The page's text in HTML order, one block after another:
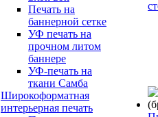
Печать на
баннерной сетке
УФ печать на
прочном литом
баннере
УФ-печать на
ткани Самба
Широкоформатная
интерьерная печать